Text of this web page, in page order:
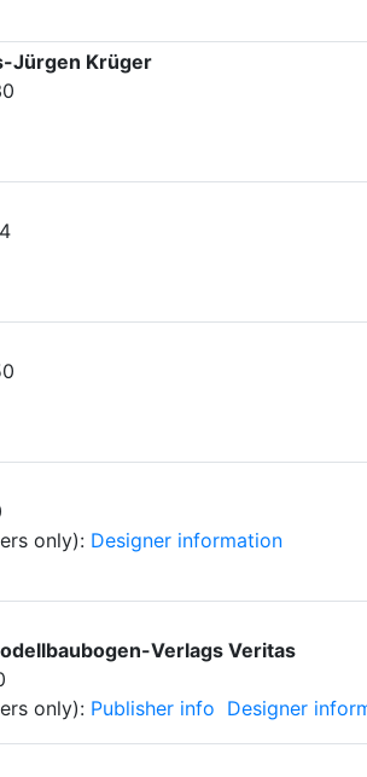
Jürgen Krüger
only): Designer information
Verlags Veritas
only): Publisher info Designer